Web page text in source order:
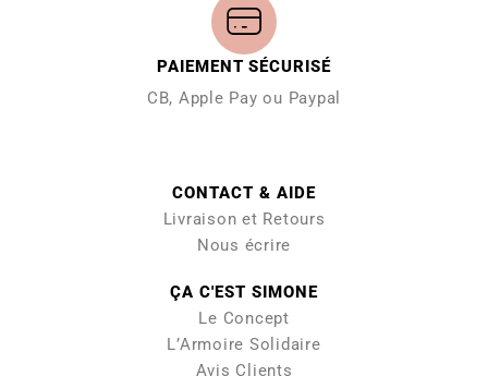
PAIEMENT SÉCURISÉ
CB, Apple Pay ou Paypal
CONTACT & AIDE
Livraison et Retours
Nous écrire
ÇA C'EST SIMONE
Le Concept
L’Armoire Solidaire
Avis Clients